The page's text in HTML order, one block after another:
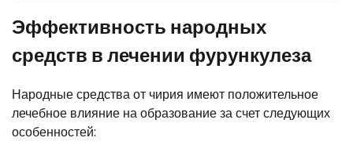
Эффективность народных
средств в лечении фурункулеза
Народные средства от чирия имеют положительное
лечебное влияние на образование за счет следующих
особенностей: